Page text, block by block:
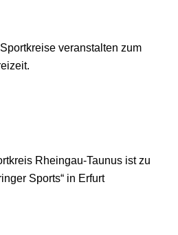
veranstalten zum
Rheingau-Taunus ist zu
Sports“ in Erfurt